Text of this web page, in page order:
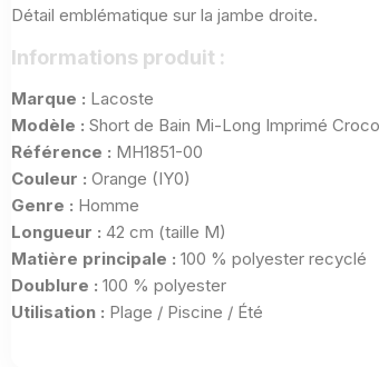
Détail emblématique sur la jambe droite.
Informations produit :
Marque : Lacoste
Modèle : Short de Bain Mi-Long Imprimé
Référence : MH1851-00
Couleur : Orange (IY0)
Genre : Homme
Longueur : 42 cm (taille M)
Matière principale : 100 % polyester recyclé
Doublure : 100 % polyester
Utilisation : Plage / Piscine / Été